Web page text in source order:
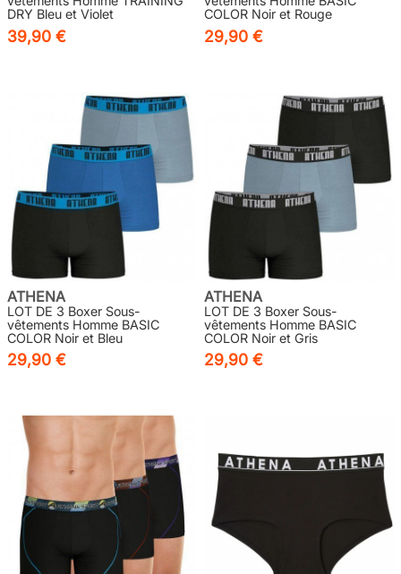
DRY Bleu et Violet
39,90 €
COLOR Noir et Rouge
29,90 €
ATHENA
LOT DE 3 Boxer Sous-
vêtements Homme BASIC
COLOR Noir et Bleu
29,90 €
ATHENA
LOT DE 3 Boxer Sous-
vêtements Homme BASIC
COLOR Noir et Gris
29,90 €